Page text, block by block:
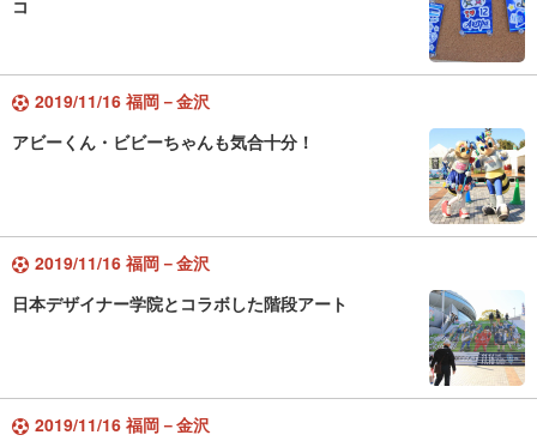
コ
2019/11/16 福岡－金沢
アビーくん・ビビーちゃんも気合十分！
2019/11/16 福岡－金沢
日本デザイナー学院とコラボした階段アート
2019/11/16 福岡－金沢